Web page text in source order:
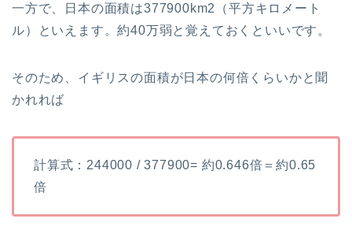
一方で、日本の面積は377900km2（平方キロメート
ル）といえます。約40万弱と覚えておくといいです。
そのため、イギリスの面積が日本の何倍くらいかと聞
かれれば
計算式：244000 / 377900= 約0.646倍＝約0.65
倍